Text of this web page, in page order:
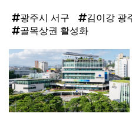
광주시 서구
김이강 광
골목상권 활성화
탑
라
인